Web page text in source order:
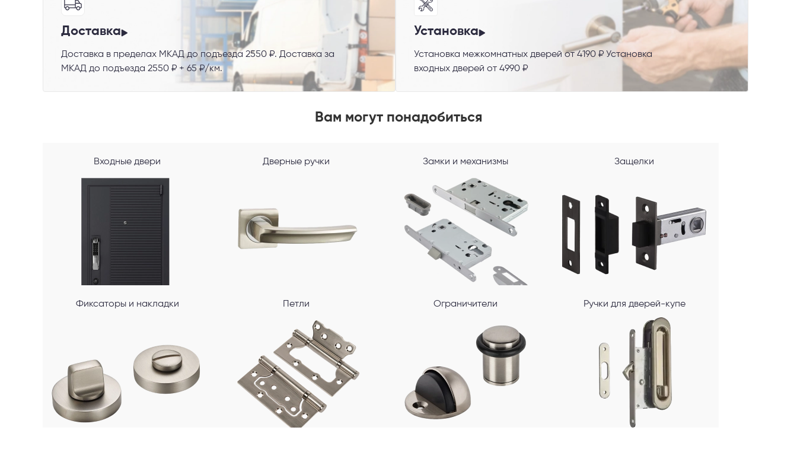
Доставка
Доставка в пределах МКАД до подъезда 2550 ₽. Доставка за
МКАД до подъезда 2550 ₽ + 65 ₽/км.
Установка
Установка межкомнатных дверей от 4190 ₽ Установка
входных дверей от 4990 ₽
Вам могут понадобиться
Входные двери Дверные ручки Замки и механизмы Защелки
Фиксаторы и накладки Петли Ограничители Ручки для дверей-купе
Телефон
Выберите способ связи
Telegram
согласие на обработку персональных